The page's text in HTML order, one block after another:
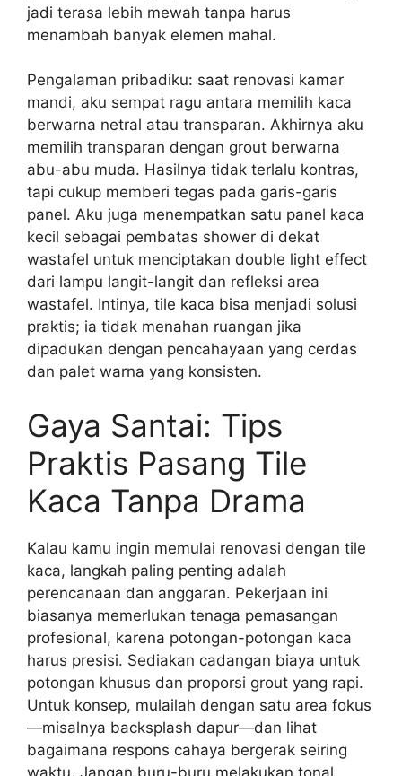
jadi terasa lebih mewah tanpa harus
menambah banyak elemen mahal.
Pengalaman pribadiku: saat renovasi kamar
mandi, aku sempat ragu antara memilih kaca
berwarna netral atau transparan. Akhirnya aku
memilih transparan dengan grout berwarna
abu-abu muda. Hasilnya tidak terlalu kontras,
tapi cukup memberi tegas pada garis-garis
panel. Aku juga menempatkan satu panel kaca
kecil sebagai pembatas shower di dekat
wastafel untuk menciptakan double light effect
dari lampu langit-langit dan refleksi area
wastafel. Intinya, tile kaca bisa menjadi solusi
praktis; ia tidak menahan ruangan jika
dipadukan dengan pencahayaan yang cerdas
dan palet warna yang konsisten.
Gaya Santai: Tips
Praktis Pasang Tile
Kaca Tanpa Drama
Kalau kamu ingin memulai renovasi dengan tile
kaca, langkah paling penting adalah
perencanaan dan anggaran. Pekerjaan ini
biasanya memerlukan tenaga pemasangan
profesional, karena potongan-potongan kaca
harus presisi. Sediakan cadangan biaya untuk
potongan khusus dan proporsi grout yang rapi.
Untuk konsep, mulailah dengan satu area fokus
—misalnya backsplash dapur—dan lihat
bagaimana respons cahaya bergerak seiring
waktu. Jangan buru-buru melakukan tonal